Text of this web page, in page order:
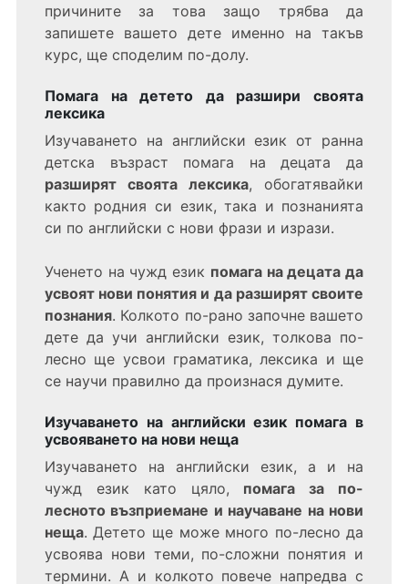
причините за това защо трябва да
запишете вашето дете именно на такъв
курс, ще споделим по-долу.
Помага на детето да разшири своята
лексика
Изучаването на английски език от ранна
детска възраст помага на децата да
разширят своята лексика, обогатявайки
както родния си език, така и познанията
си по английски с нови фрази и изрази.
Ученето на чужд език помага на децата да
усвоят нови понятия и да разширят своите
познания. Колкото по-рано започне вашето
дете да учи английски език, толкова по-
лесно ще усвои граматика, лексика и ще
се научи правилно да произнася думите.
Изучаването на английски език помага в
усвояването на нови неща
Изучаването на английски език, а и на
чужд език като цяло, помага за по-
лесното възприемане и научаване на нови
неща. Детето ще може много по-лесно да
усвоява нови теми, по-сложни понятия и
термини. А и колкото повече напредва с